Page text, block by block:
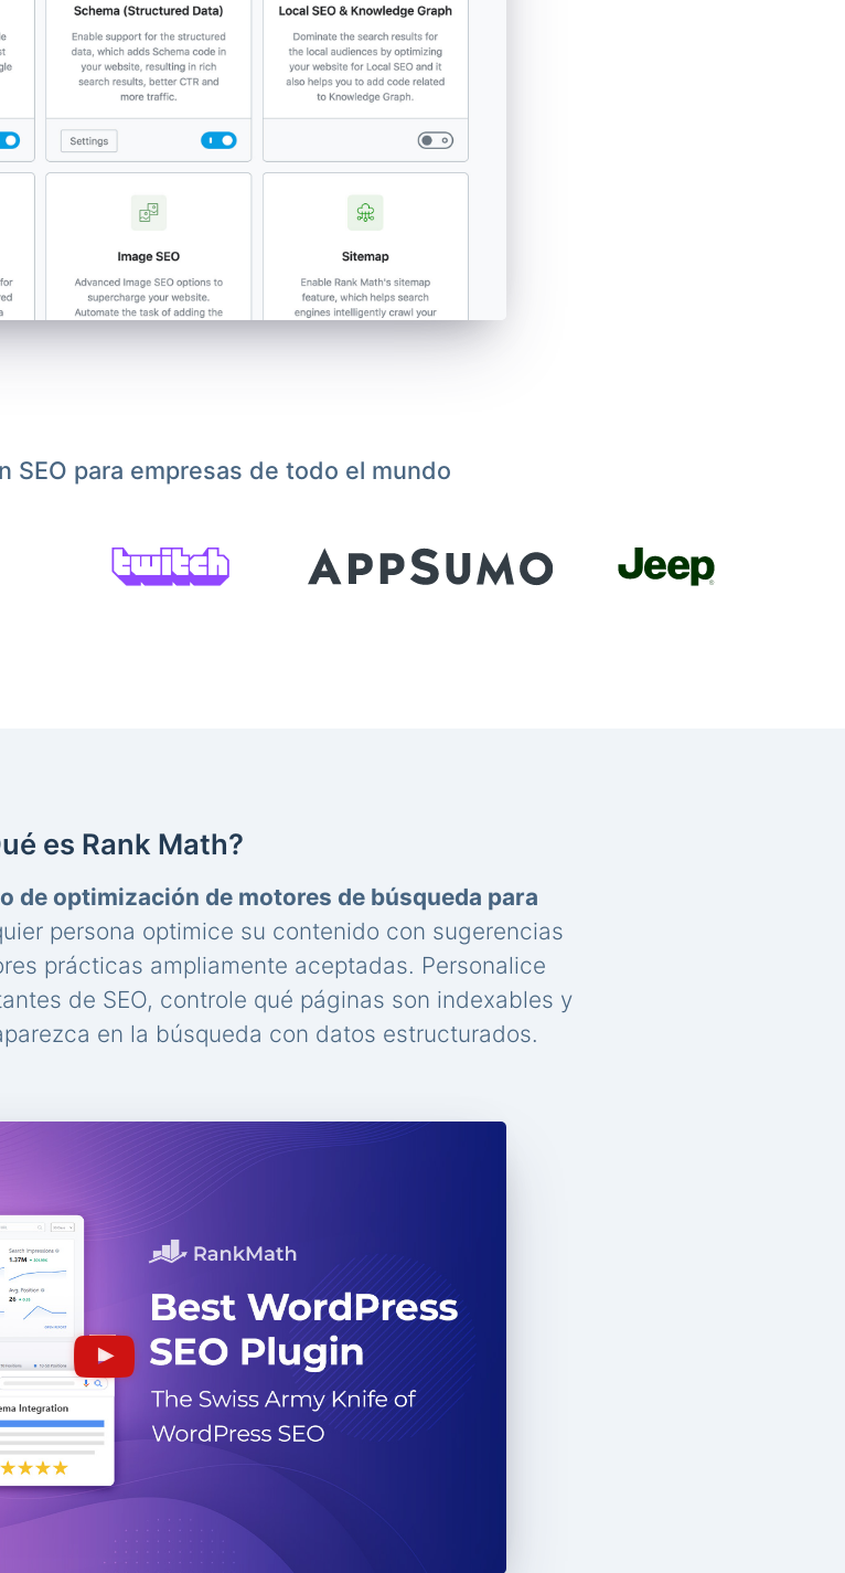
SEO para empresas de todo el mundo
es Rank Math?
de optimización de motores de búsqueda para
persona optimice su contenido con sugerencias
prácticas ampliamente aceptadas. Personalice
de SEO, controle qué páginas son indexables y
en la búsqueda con datos estructurados.